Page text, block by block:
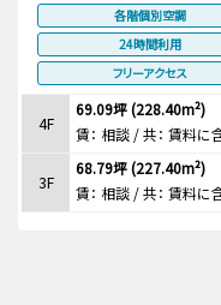
各階個別空調
24時間利用
フリーアクセス
4F
69.09坪 (228.40m²)
賃： 相談 / 共： 賃料に
3F
68.79坪 (227.40m²)
賃： 相談 / 共： 賃料に